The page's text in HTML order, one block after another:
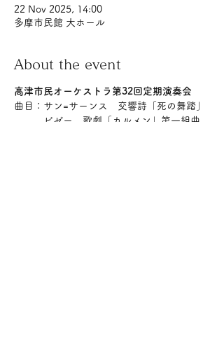
22 Nov 2025, 14:00
多摩市民館 大ホール
About the event
高津市民オーケストラ第32回定期演奏会
曲目：サン=サーンス　交響詩「死の舞踏」
ビゼー　歌劇「カルメン」第一組曲、